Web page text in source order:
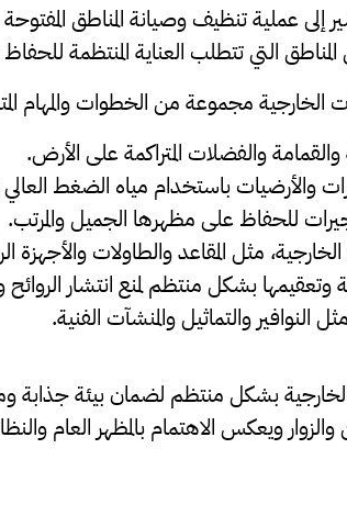
عملية تنظيف وصيانة المناطق المفتوحة
التي تتطلب العناية المنتظمة
مجموعة من الخطوات والمهام
والفضلات المتراكمة على الأرض.
والأرضيات باستخدام مياه الضغط العالي
للحفاظ على مظهرها الجميل والمرتب.
مثل المقاعد والطاولات والأجهزة
بشكل منتظم لمنع انتشار الروائح
النوافير والتماثيل والمنشآت الفنية.
بشكل منتظم لضمان بيئة جذابة
ويعكس الاهتمام بالمظهر العام